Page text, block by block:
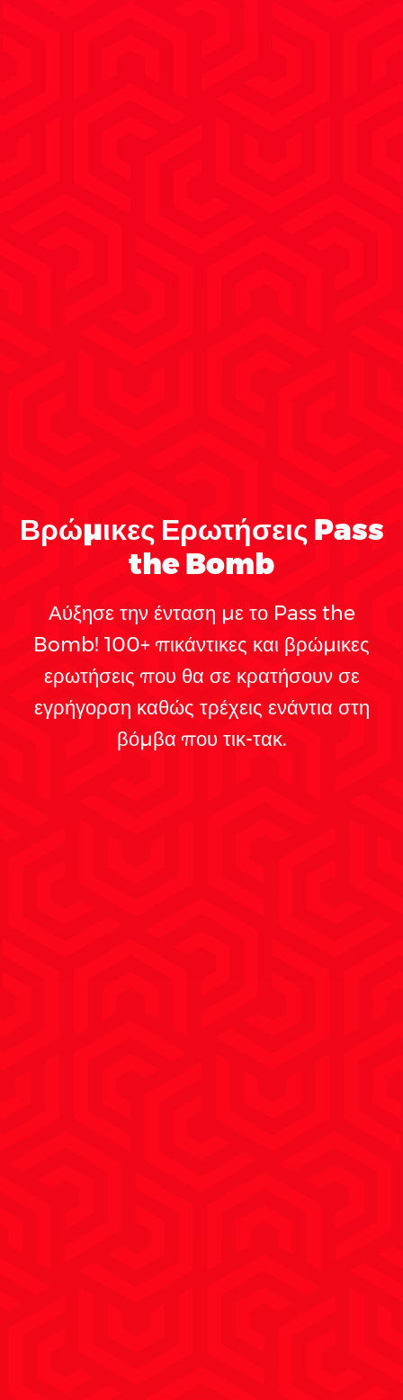
Βρώμικες Ερωτήσεις Pass
the Bomb
Αύξησε την ένταση με το Pass the
Bomb! 100+ πικάντικες και βρώμικες
ερωτήσεις που θα σε κρατήσουν σε
εγρήγορση καθώς τρέχεις ενάντια στη
βόμβα που τικ-τακ.